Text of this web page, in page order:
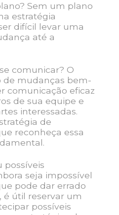
Sem um plano
estratégia
difícil levar uma
até a
comunicar? O
de mudanças bem-
comunicação eficaz
de sua equipe e
interessadas.
de
reconheça essa
possíveis
seja impossível
pode dar errado
útil reservar um
possíveis